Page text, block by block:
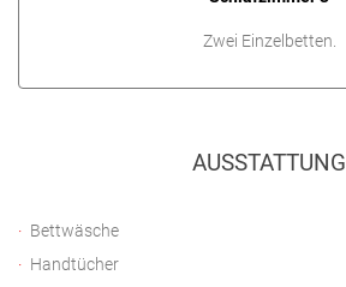
Zwei Einzelbetten.
AUSSTATTUNG
Bettwäsche
Handtücher